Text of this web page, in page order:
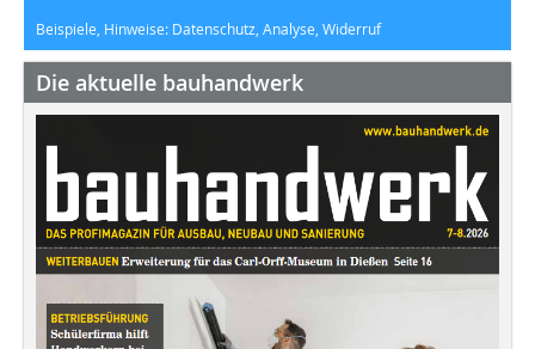
Beispiele, Hinweise: Datenschutz, Analyse, Widerruf
Die aktuelle bauhandwerk